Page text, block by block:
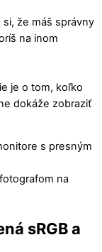
že máš správny
na inom
je o tom, koľko
dokáže zobraziť
sRGB a